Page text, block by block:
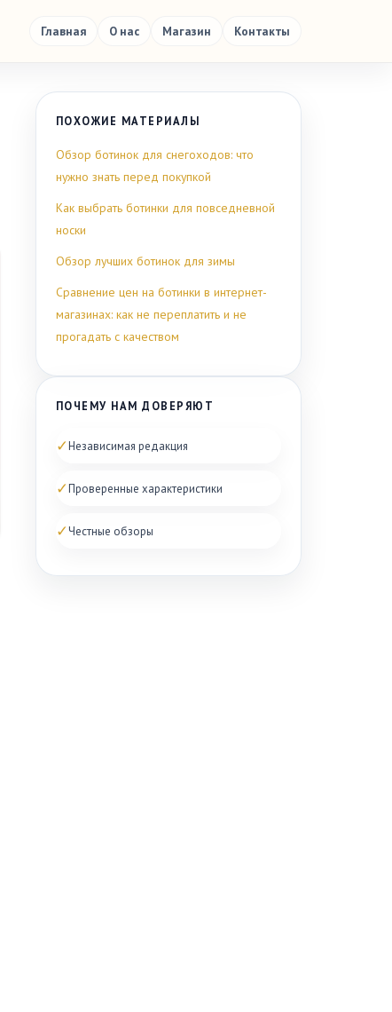
Главная О нас Магазин Контакты
ПОХОЖИЕ МАТЕРИАЛЫ
Обзор ботинок для снегоходов: что
нужно знать перед покупкой
Как выбрать ботинки для повседневной
носки
Обзор лучших ботинок для зимы
Сравнение цен на ботинки в интернет-
магазинах: как не переплатить и не
прогадать с качеством
ПОЧЕМУ НАМ ДОВЕРЯЮТ
✓Независимая редакция
✓Проверенные характеристики
✓Честные обзоры